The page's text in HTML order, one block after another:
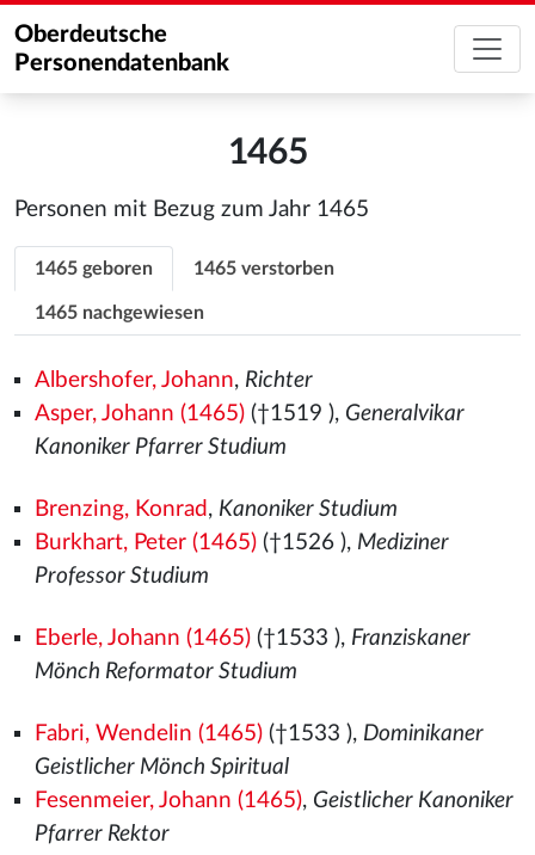
Oberdeutsche
Personendatenbank
1465
Personen mit Bezug zum Jahr 1465
1465 geboren 1465 verstorben
1465 nachgewiesen
Albershofer, Johann, Richter
Asper, Johann (1465)(†1519 ), Generalvikar
Kanoniker Pfarrer Studium
Brenzing, Konrad , Kanoniker Studium
Burkhart, Peter (1465)(†1526 ), Mediziner
Professor Studium
Eberle, Johann (1465)(†1533 ), Franziskaner
Mönch Reformator Studium
Fabri, Wendelin (1465)(†1533 ), Dominikaner
Geistlicher Mönch Spiritual
Fesenmeier, Johann (1465), Geistlicher Kanoniker
Pfarrer Rektor